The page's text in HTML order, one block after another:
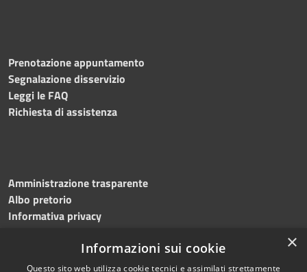
Prenotazione appuntamento
Segnalazione disservizio
Leggi le FAQ
Richiesta di assistenza
Amministrazione trasparente
Albo pretorio
Informativa privacy
Dichiarazione di accessibilità Meccanismo di feedback ×
Informazioni sui cookie
Questo sito web utilizza cookie tecnici e assimilati strettamente